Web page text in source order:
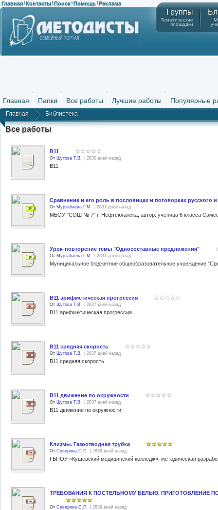
Главная | Контакты | Поиск | Помощь | Реклама
Группы
Тематические
площадки
Главная Папки Все работы Лучшие работы Популярные
Главная Библиотека
Все работы
В11
От Шутова Т.В. | 2830 дней назад
В11
Сравнение и его роль в пословицах и поговорках русского
От Мурзабаева Г.М. | 2831 дней назад
Урок-повторение темы "Односоставные предложения"
От Мурзабаева Г.М. | 2831 дней назад
В11 арифметическая прогрессия
От Шутова Т.В. | 2837 дней назад
В11 арифметическая прогрессия
В11 средняя скорость
От Шутова Т.В. | 2837 дней назад
В11 средняя скорость
В11 движение по окружности
От Шутова Т.В. | 2837 дней назад
В11 движение по окружности
Клизмы. Газоотводная трубка
От Северина С.П. | 2839 дней назад
ТРЕБОВАНИЯ К ПОСТЕЛЬНОМУ БЕЛЬЮ, ПРИГОТОВЛЕНИЕ
От Северина С.П. | 2839 дней назад